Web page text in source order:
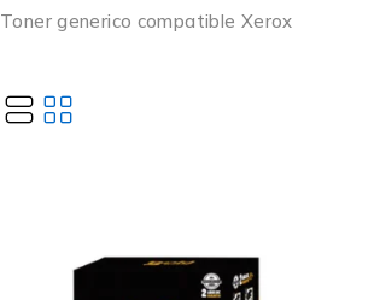
Toner generico compatible Xerox